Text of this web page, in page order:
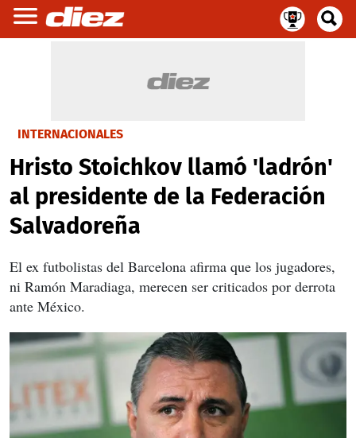
INTERNACIONALES
Hristo Stoichkov llamó 'ladrón'
al presidente de la Federación
Salvadoreña
El ex futbolistas del Barcelona afirma que los jugadores,
ni Ramón Maradiaga, merecen ser criticados por derrota
ante México.